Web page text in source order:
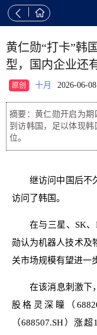
 
黄仁勋“打卡”韩
型，国内企业还
原创 十月 2026-06-08
摘要：黄仁勋开启为
到访韩国，足以体现
位。
继访问中国后不
访问了韩国。
在与三星、SK
勋认为机器人技术及
关市场规模有望进一
在该消息刺激下
股格灵深瞳（
（688507.SH）涨